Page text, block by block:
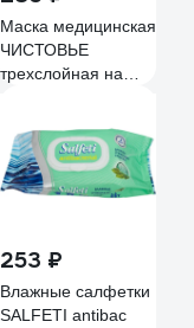
Маска медицинская
ЧИСТОВЬЕ
трехслойная на
упк 602-745
253 ₽
Влажные салфетки
SALFETI antibac